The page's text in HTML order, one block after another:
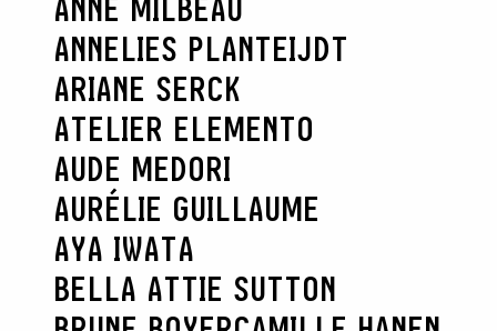
ANNE MILBEAU
ANNELIES PLANTEIJDT
ARIANE SERCK
ATELIER ELEMENTO
AUDE MEDORI
AURÉLIE GUILLAUME
AYA IWATA
BELLA ATTIE SUTTON